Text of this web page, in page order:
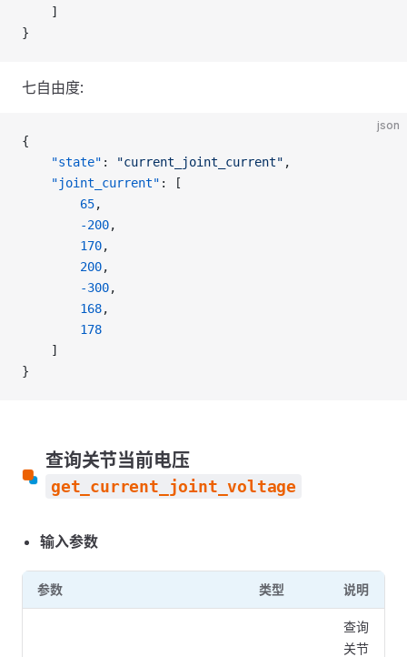
    ]
}
七自由度:
json
{
    "state"
: "current_joint_current" ,
    "joint_current"
: [
        65
,
        -200
,
        170
,
        200
,
        -300
,
        168
,
        178
    ]
}
查询关节当前电压
get_current_joint_voltage
输入参数
参数 类型 说明
查询
关节